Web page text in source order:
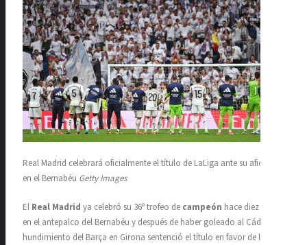
Real Madrid celebrará oficialmente el título de LaLiga ante su afición
en el Bernabéu Getty Images
El Real Madrid ya celebró su 36º trofeo de campeón hace diez días,
en el antepalco del Bernabéu y después de haber goleado al Cádiz. El
hundimiento del Barça en Girona sentenció el título en favor de los